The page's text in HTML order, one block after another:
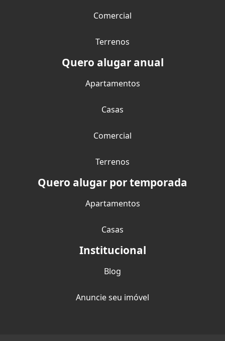
Comercial
Terrenos
Quero alugar anual
Apartamentos
Casas
Comercial
Terrenos
Quero alugar por temporada
Apartamentos
Casas
Institucional
Blog
Anuncie seu imóvel